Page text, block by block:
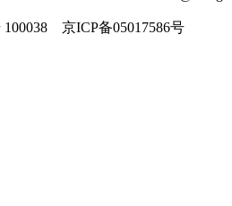
京ICP备05017586号